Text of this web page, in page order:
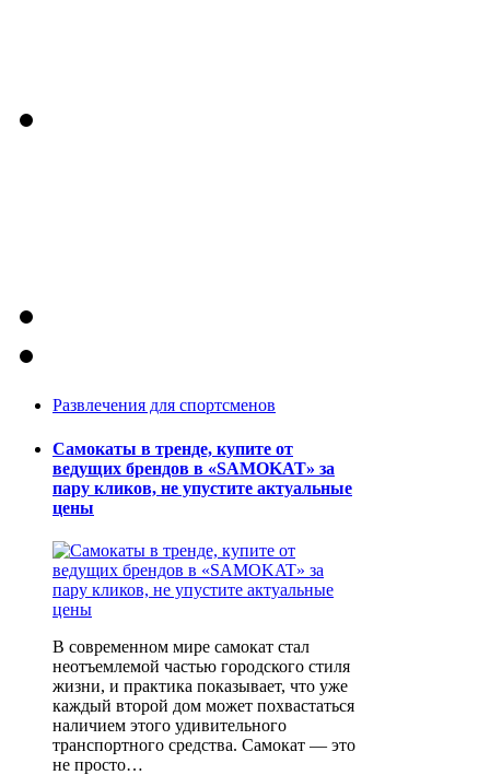
Развлечения для спортсменов
Самокаты в тренде, купите от
ведущих брендов в «SAMOKAT» за
пару кликов, не упустите актуальные
цены
В современном мире самокат стал
неотъемлемой частью городского стиля
жизни, и практика показывает, что уже
каждый второй дом может похвастаться
наличием этого удивительного
транспортного средства. Самокат — это
не просто…